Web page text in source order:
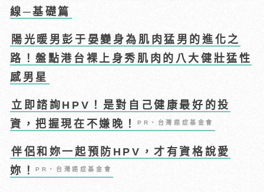
線─基礎篇
陽光暖男彭于晏變身為肌肉猛男的進化之
路！盤點港台裸上身秀肌肉的八大健壯猛性
感男星
立即諮詢HPV！是對自己健康最好的投
資，把握現在不嫌晚！PR・台灣癌症基金會
伴侶和妳一起預防HPV，才有資格說愛
妳！PR・台灣癌症基金會